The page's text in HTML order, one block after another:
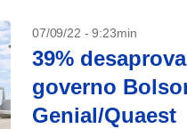
07/09/22 - 9:23min
39%
governo
Genial/Quaest